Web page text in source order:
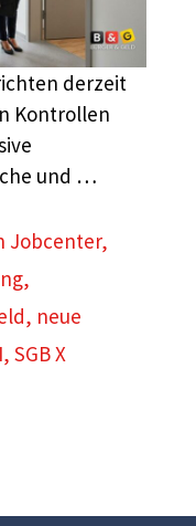
derzeit
Kontrollen
und …
Jobcenter,
,
, neue
, SGB X